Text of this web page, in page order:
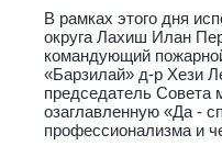
В рамках этого дня
округа Лахиш Илан
командующий
«Барзилай» д-р Хези
председатель Совета
озаглавленную «Да -
профессионализма и